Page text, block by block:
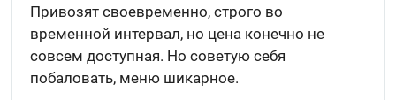
Привозят своевременно, строго во
временной интервал, но цена конечно не
совсем доступная. Но советую себя
побаловать, меню шикарное.